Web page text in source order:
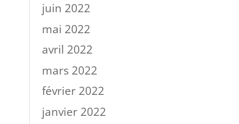
juin 2022
mai 2022
avril 2022
mars 2022
février 2022
janvier 2022